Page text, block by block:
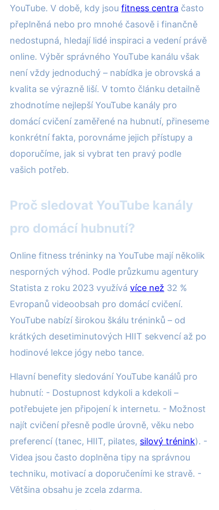
YouTube. V době, kdy jsou fitness centra často
přeplněná nebo pro mnohé časově i finančně
nedostupná, hledají lidé inspiraci a vedení právě
online. Výběr správného YouTube kanálu však
není vždy jednoduchý – nabídka je obrovská a
kvalita se výrazně liší. V tomto článku detailně
zhodnotíme nejlepší YouTube kanály pro
domácí cvičení zaměřené na hubnutí, přineseme
konkrétní fakta, porovnáme jejich přístupy a
doporučíme, jak si vybrat ten pravý podle
vašich potřeb.
Proč sledovat YouTube kanály
pro domácí hubnutí?
Online fitness tréninky na YouTube mají několik
nesporných výhod. Podle průzkumu agentury
Statista z roku 2023 využívá více než 32 %
Evropanů videoobsah pro domácí cvičení.
YouTube nabízí širokou škálu tréninků – od
krátkých desetiminutových HIIT sekvencí až po
hodinové lekce jógy nebo tance.
Hlavní benefity sledování YouTube kanálů pro
hubnutí: - Dostupnost kdykoli a kdekoli –
potřebujete jen připojení k internetu. - Možnost
najít cvičení přesně podle úrovně, věku nebo
preferencí (tanec, HIIT, pilates, silový trénink). -
Videa jsou často doplněna tipy na správnou
techniku, motivací a doporučeními ke stravě. -
Většina obsahu je zcela zdarma.